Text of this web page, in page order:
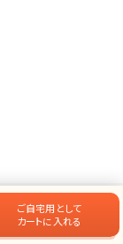
ご自宅用として
カートに入れる